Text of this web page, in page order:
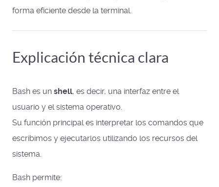
forma eficiente desde la terminal.
Explicación técnica clara
Bash es un shell, es decir, una interfaz entre el
usuario y el sistema operativo.
Su función principal es interpretar los comandos que
escribimos y ejecutarlos utilizando los recursos del
sistema.
Bash permite: